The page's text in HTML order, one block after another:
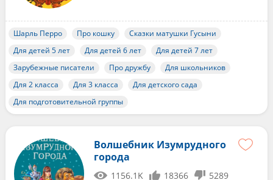
Шарль Перро Про кошку
Сказки матушки Гусыни
Для детей 5 лет
Для детей 6 лет
Для детей 7 лет
Зарубежные писатели
Про дружбу
Для школьников
Для 2 класса
Для 3 класса
Для детского сада
Для подготовительной группы
Волшебник Изумрудного
города
1156.1K 18366
5289